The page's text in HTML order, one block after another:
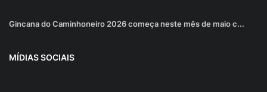
Gincana do Caminhoneiro 2026 começa neste mês de maio c...
MÍDIAS SOCIAIS